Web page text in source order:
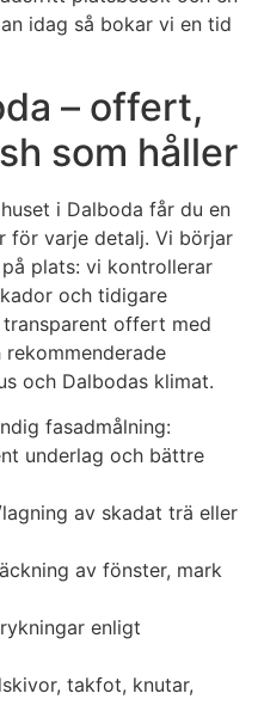
idag så bokar vi en tid
– offert,
som håller
i Dalboda får du en
för varje detalj. Vi börjar
plats: vi kontrollerar
och tidigare
offert med
och Dalbodas klimat.
fasadmålning:
underlag och bättre
av skadat trä eller
av fönster, mark
enligt
takfot, knutar,